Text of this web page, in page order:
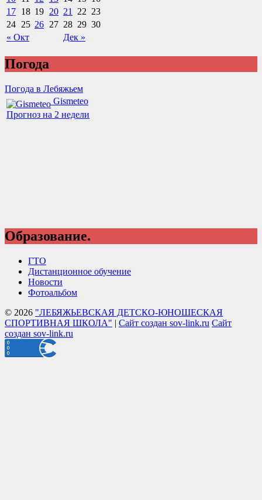
« Окт Дек »
17 18 19 20 21 22 23
24 25 26 27 28 29 30
Погода
Погода в Лебяжьем
Gismeteo
Прогноз на 2 недели
Образование.
ГТО
Дистанционное обучение
Новости
Фотоальбом
© 2026 "ЛЕБЯЖЬЕВСКАЯ ДЕТСКО-ЮНОШЕСКАЯ
СПОРТИВНАЯ ШКОЛА" | Сайт создан sov-link.ru Сайт
создан sov-link.ru